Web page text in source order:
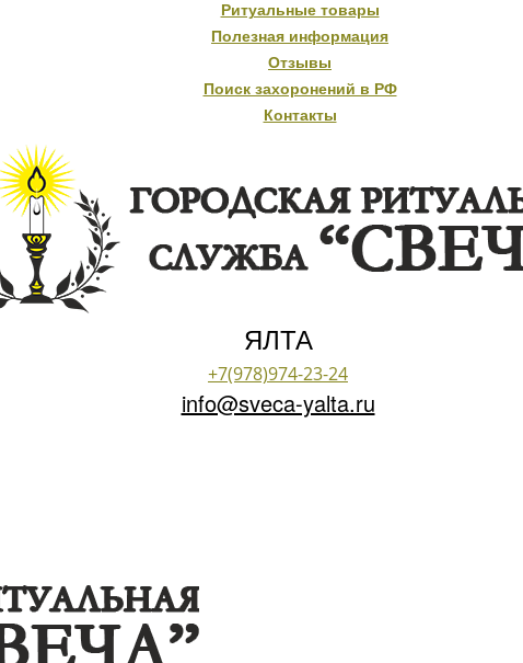
Ритуальные товары
Полезная информация
Отзывы
Поиск захоронений в РФ
Контакты
ЯЛТА
+7(978)974-23-24
info@sveca-yalta.ru